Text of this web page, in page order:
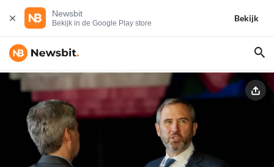
Newsbit
Bekijk in de Google Play store
Bekijk